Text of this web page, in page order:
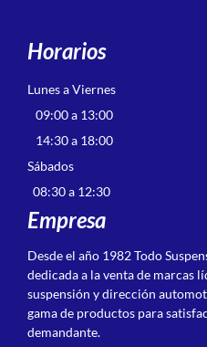
Horarios
Lunes a Viernes
09:00 a 13:00
14:30 a 18:00
Sábados
08:30 a 12:30
Empresa
Desde el año 1982 Todo
dedicada a la venta de marcas
suspensión y dirección
gama de productos para
demandante.